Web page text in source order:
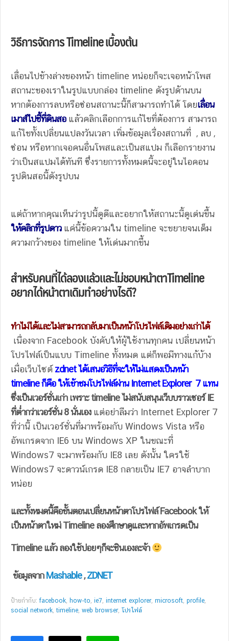
วิธีการจัดการ Timeline เบื้องต้น
เลื่อนไปข้างล่างของหน้า timeline หน่อยก็จะเจอหน้าโพส
สถานะของเราในรูปแบบกล่อง timeline ดังรูปด้านบน
หากต้องการลบหรือซ่อนสถานะนี้ก็สามารถทำได้ โดยเลื่อน
เมาส์ไปชี้ที่ดินสอแล้วคลิกเลือกการแก้ไขที่ต้องการ สามารถ
แก้ไขทั้งเปลี่ยนแปลงวันเวลา เพิ่มข้อมูลเรื่องสถานที่ , ลบ ,
ซ่อน หรือหากเจอคนอื่นโพสและเป็นสแปม ก็เลือกรายงาน
ว่าเป็นสแปมได้ทันที ซึ่งรายการทั้งหมดนี้จะอยู่ในไอคอน
รูปดินสอนี้ดังรูปบน
แต่ถ้าหากคุณเห็นว่ารูปนี้ดูดีและอยากให้สถานะนี้ดูเด่นขึ้น
ให้คลิกที่รูปดาวแค่นี้ข้อความใน timeline จะขยายจนเด็ม
ความกว้างของ timeline ให้เด่นมากขึ้น
สำหรับคนที่ได้ลองแล้วและไม่ชอบหน้าตาTimeline
อยากได้หน้าตาเดิมทำอย่างไรดี?
ทำไม่ได้และไม่สามารถกลับมาเป็นหน้าโปรไฟล์เดิมอย่างเก่าได้
เนื่องจาก Facebook บังคับให้ผู้ใช้งานทุกคน เปลี่ยนหน้า
โปรไฟล์เป็นแบบ Timeline ทั้งหมด แต่ก็พอมีทางแก้บ้าง
เมื่อเว็บไซต์zdnet ได้เสนอวิธีที่จะให้ไม่แสดงเป็นหน้า
timeline ก็คือ ให้เข้าชมโปรไฟล์ผ่าน Internet Explorer 7 แทน
ซึ่งเป็นเวอร์ชั่นเก่า เพราะ timeline ไม่สนับสนุนเว็บบราวเซอร์ IE
ที่ต่ำกว่าเวอร์ชั่น 8 นั่นเองแต่อย่าลืมว่า Internet Explorer 7
ที่ว่านี้ เป็นเวอร์ชั่นที่มาพร้อมกับ Windows Vista หรือ
อัพเกรดจาก IE6 บน Windows XP ในขณะที่
Windows7 จะมาพร้อมกับ IE8 เลย ดังนั้น ใครใช้
Windows7 จะดาวน์เกรด IE8 กลายเป็น IE7 อาจลำบาก
หน่อย
และทั้งหมดนี้คือขั้นตอนเปลี่ยนหน้าตาโปรไฟล์ Facebook ให้
เป็นหน้าตาใหม่ Timeline ลองศึกษาดูและหากอัพเกรดเป็น
Timeline แล้ว ลองใช้บ่อยๆก็จะชินเองละจ้า
ข้อมูลจากMashable,ZDNET
ป้ายกำกับ:facebook, how-to, ie7, internet explorer, microsoft, profile,
social network,timeline, web browser, โปรไฟล์